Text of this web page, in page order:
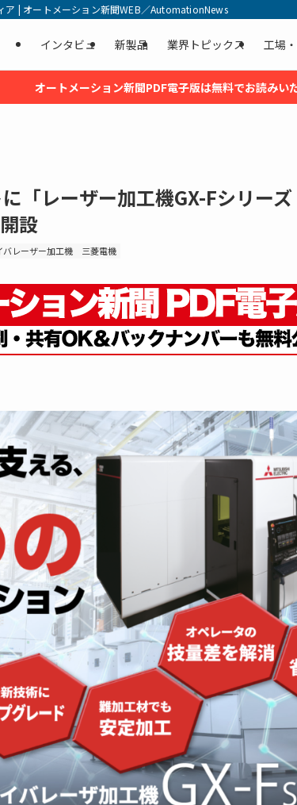
| オートメーション新聞WEB／AutomationNews
インタビュ 新製品 業界トピックス 工場
オートメーション新聞PDF電子版は無料でお読みい
「レーザー加工機GX-Fシリー
設
バレーザー加工機 三菱電機